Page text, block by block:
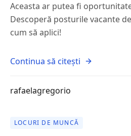
Aceasta ar putea fi
Descoperă posturile vacante
cum să aplici!
Continua să citești
rafaelagregorio
LOCURI DE MUNCĂ